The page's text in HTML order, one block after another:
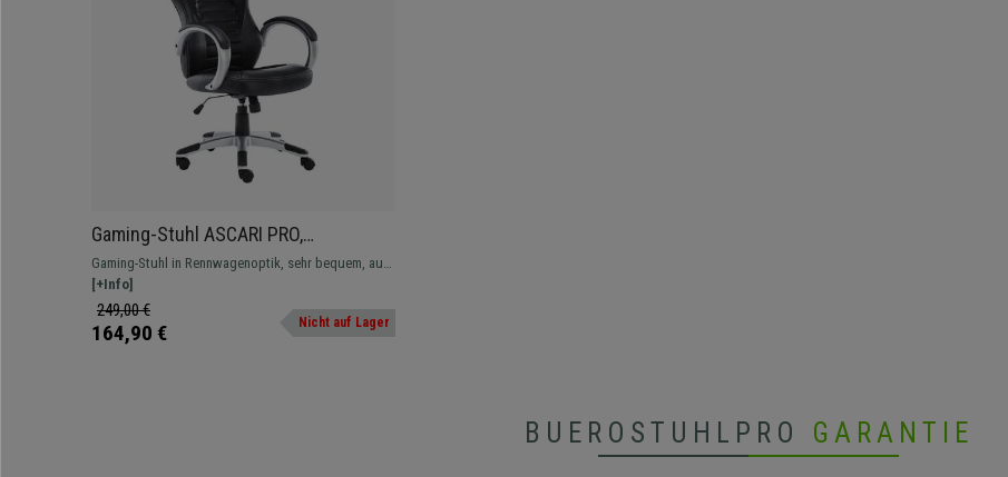
Gaming-Stuhl ASCARI PRO,
sportliches Design, sehr bequem,
Leder- und Stoffbezug, Farbe
Schwarz
Gaming-Stuhl in Rennwagenoptik, sehr bequem, aus
erstklassigen Materialien hergestellt, in vielen
auffälligen Farbkombinationen.
[+Info]
249,00 €
164,90 € Nicht auf Lager
BUEROSTUHLPRO GARANTIE